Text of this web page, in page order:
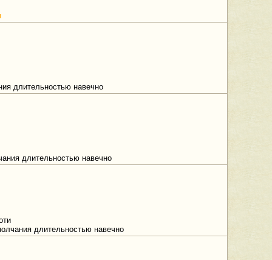
длительностью навечно
длительностью навечно
длительностью навечно